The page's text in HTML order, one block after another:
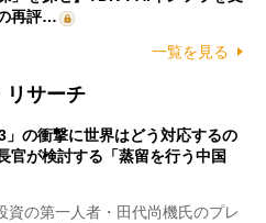
再評…
一覧を見る
リサーチ
の衝撃に世界はどう対応するの
が検討する「蒸留を行う中国
の第一人者・田代尚機氏のプレ